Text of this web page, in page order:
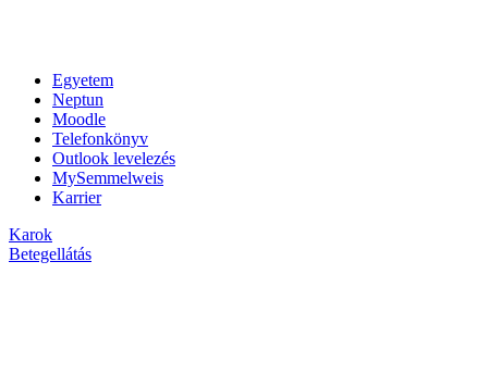
Egyetem
Neptun
Moodle
Telefonkönyv
Outlook levelezés
MySemmelweis
Karrier
Karok
Betegellátás